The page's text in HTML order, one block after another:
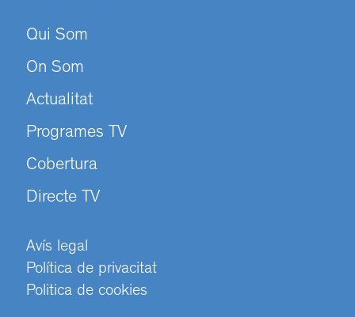
Qui Som
On Som
Actualitat
Programes TV
Cobertura
Directe TV
Avís legal
Política de privacitat
Politica de cookies